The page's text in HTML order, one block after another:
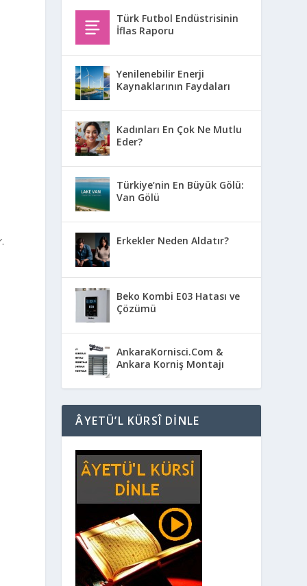
Türk Futbol Endüstrisinin
İflas Raporu
Yenilenebilir Enerji
Kaynaklarının Faydaları
Kadınları En Çok Ne Mutlu
Eder?
Türkiye’nin En Büyük Gölü:
Van Gölü
Erkekler Neden Aldatır?
Beko Kombi E03 Hatası ve
Çözümü
AnkaraKornisci.Com &
Ankara Korniş Montajı
ÂYETÜ’L KÜRSÎ DINLE